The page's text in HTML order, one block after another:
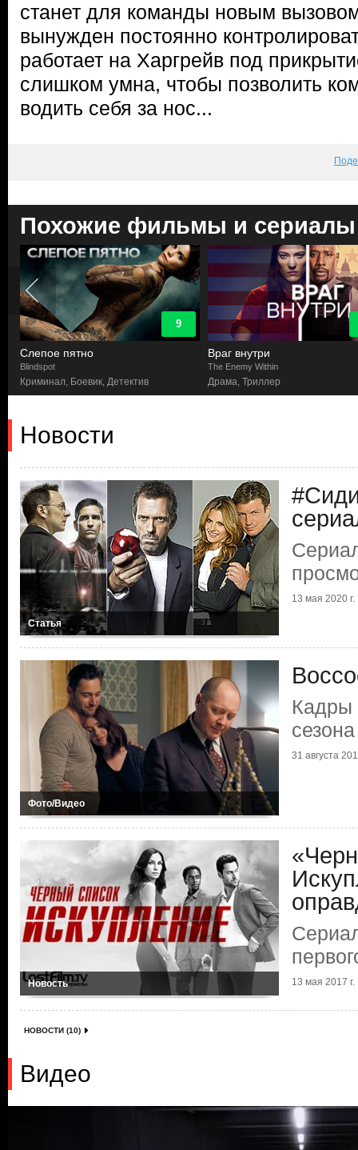
станет для команды новым
вынужден постоянно
работает на Харгрейв под
слишком умна, чтобы позволить
водить себя за нос...
Похожие фильмы и сериалы
9
Слепое пятно
Blindspot
Криминал, Боевик, Детектив
Враг внутри
The Enemy Within
Драма, Триллер
Новости
Статья
13 мая 2020 г.
Фото/Видео
Кадры
31 августа
Новость 13 мая 2017 г.
НОВОСТИ (10)
Видео